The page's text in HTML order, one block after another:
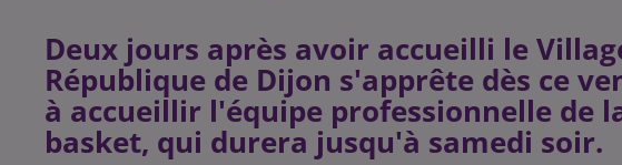
Deux jours après avoir accueilli le
République de Dijon s'apprête dès ce
à accueillir l'équipe professionnelle de